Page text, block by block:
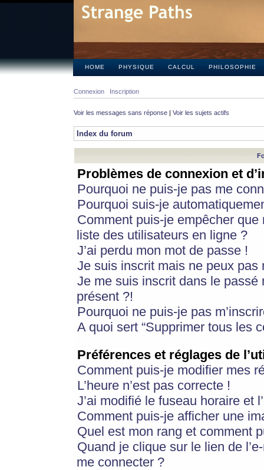
HOME PHYSIQUE CALCUL PHILOSOPHIE
Connexion Inscription
Voir les messages sans réponse | Voir les sujets actifs
Index du forum
Problèmes de connexion et
Pourquoi ne puis-je pas me
Pourquoi suis-je
Comment puis-je empêcher
liste des utilisateurs en ligne ?
J’ai perdu mon mot de passe !
Je suis inscrit mais ne peux pas
Je me suis inscrit dans le
présent ?!
Pourquoi ne puis-je pas
A quoi sert “Supprimer tous les
Préférences et réglages de
Comment puis-je modifier mes
L’heure n’est pas correcte !
J’ai modifié le fuseau horaire et
Comment puis-je afficher une
Quel est mon rang et comment
Quand je clique sur le lien de
me connecter ?